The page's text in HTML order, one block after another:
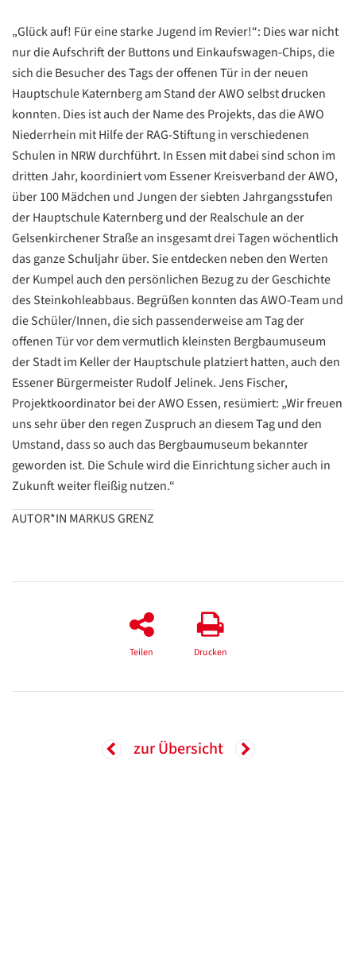
„Glück auf! Für eine starke Jugend im Revier!“: Dies war nicht
nur die Aufschrift der Buttons und Einkaufswagen-Chips, die
sich die Besucher des Tags der offenen Tür in der neuen
Hauptschule Katernberg am Stand der AWO selbst drucken
konnten. Dies ist auch der Name des Projekts, das die AWO
Niederrhein mit Hilfe der RAG-Stiftung in verschiedenen
Schulen in NRW durchführt. In Essen mit dabei sind schon im
dritten Jahr, koordiniert vom Essener Kreisverband der AWO,
über 100 Mädchen und Jungen der siebten Jahrgangsstufen
der Hauptschule Katernberg und der Realschule an der
Gelsenkirchener Straße an insgesamt drei Tagen wöchentlich
das ganze Schuljahr über. Sie entdecken neben den Werten
der Kumpel auch den persönlichen Bezug zu der Geschichte
des Steinkohleabbaus. Begrüßen konnten das AWO-Team und
die Schüler/Innen, die sich passenderweise am Tag der
offenen Tür vor dem vermutlich kleinsten Bergbaumuseum
der Stadt im Keller der Hauptschule platziert hatten, auch den
Essener Bürgermeister Rudolf Jelinek. Jens Fischer,
Projektkoordinator bei der AWO Essen, resümiert: „Wir freuen
uns sehr über den regen Zuspruch an diesem Tag und den
Umstand, dass so auch das Bergbaumuseum bekannter
geworden ist. Die Schule wird die Einrichtung sicher auch in
Zukunft weiter fleißig nutzen.“
AUTOR*IN MARKUS GRENZ
Teilen Drucken
zur Übersicht
Datenschutzerklärung
Datenschutzerklärung
Google
Datenschutzerklärung
Übersetzen